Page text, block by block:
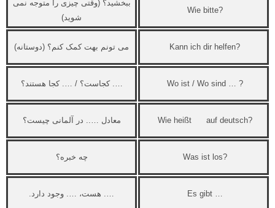
Wie bitte?
ببخشید؟ (وقتی چیزی را متوجه نمی
شوید)
Kann ich dir helfen? می تونم بهت کمک کنم؟ (دوستانه)
Wo ist / Wo sind … ? …. کجاست؟ / …. کجا هستند؟
Wie heißt auf deutsch? معادل ….. در آلمانی چیست؟
Was ist los? چه خبره؟
Es gibt … …. هست، …. وجود دارد.